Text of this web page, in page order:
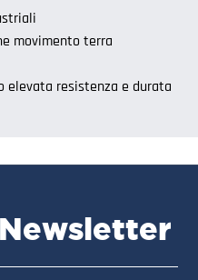
movimento terra
elevata resistenza e durata